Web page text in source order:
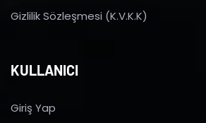
Gizlilik Sözleşmesi (K.V.K.K)
KULLANICI
Giriş Yap